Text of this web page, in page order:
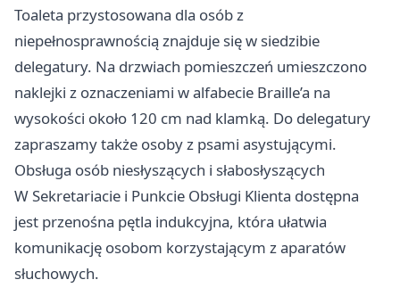
Toaleta przystosowana dla osób z
niepełnosprawnością znajduje się w siedzibie
delegatury. Na drzwiach pomieszczeń umieszczono
naklejki z oznaczeniami w alfabecie Braille’a na
wysokości około 120 cm nad klamką. Do delegatury
zapraszamy także osoby z psami asystującymi.
Obsługa osób niesłyszących i słabosłyszących
W Sekretariacie i Punkcie Obsługi Klienta dostępna
jest przenośna pętla indukcyjna, która ułatwia
komunikację osobom korzystającym z aparatów
słuchowych.